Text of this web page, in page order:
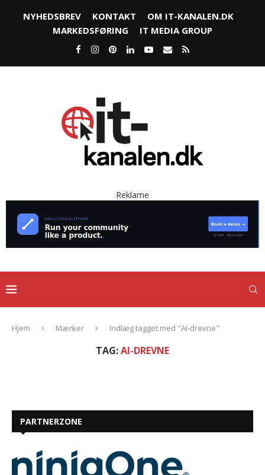
NYHEDSBREV KONTAKT
OM IT-KANALEN.DK
MARKEDSFØRING
IT MEDIA GROUP
Reklame
Hjem Mærker Indlæg tagget med "AI-drevne"
TAG:AI-DREVNE
PARTNERZONE